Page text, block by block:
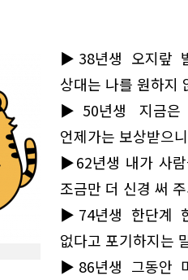
▶38년생 오지랖
상대는 나를 원하지
▶50년생 지금은
언제가는 보상받으
▶62년생 내가 사람
조금만 더 신경 써
▶74년생 한단계
없다고 포기하지는
▶86년생 그동안